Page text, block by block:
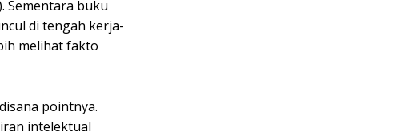
Sementara buku
di tengah kerja-
melihat fakto
pointnya.
intelektual